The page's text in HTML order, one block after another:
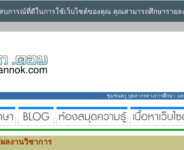
การณ์ที่ดีในการใช้เว็บไซต์ของคุณ คุณสามารถศึกษารายล
ชุมชนครู บุคลากรทางการศึกษา แล
ลงานวิชาการ